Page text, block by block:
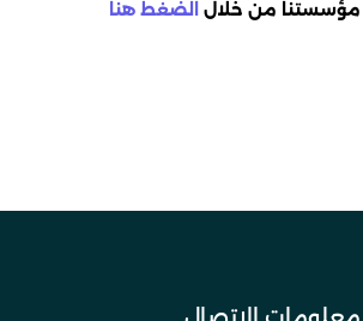
مؤسستنا من خلال
الضغط هنا